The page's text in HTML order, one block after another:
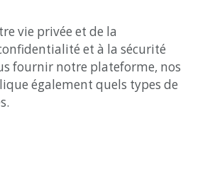
vie privée et de la
et à la sécurité
fournir notre plateforme, nos
également quels types de